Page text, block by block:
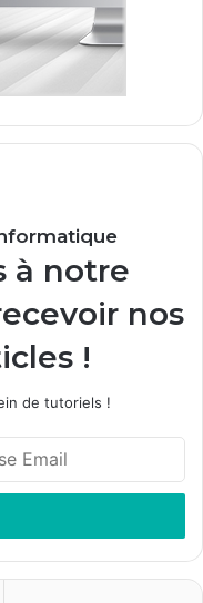
à notre
nos
!
de tutoriels !